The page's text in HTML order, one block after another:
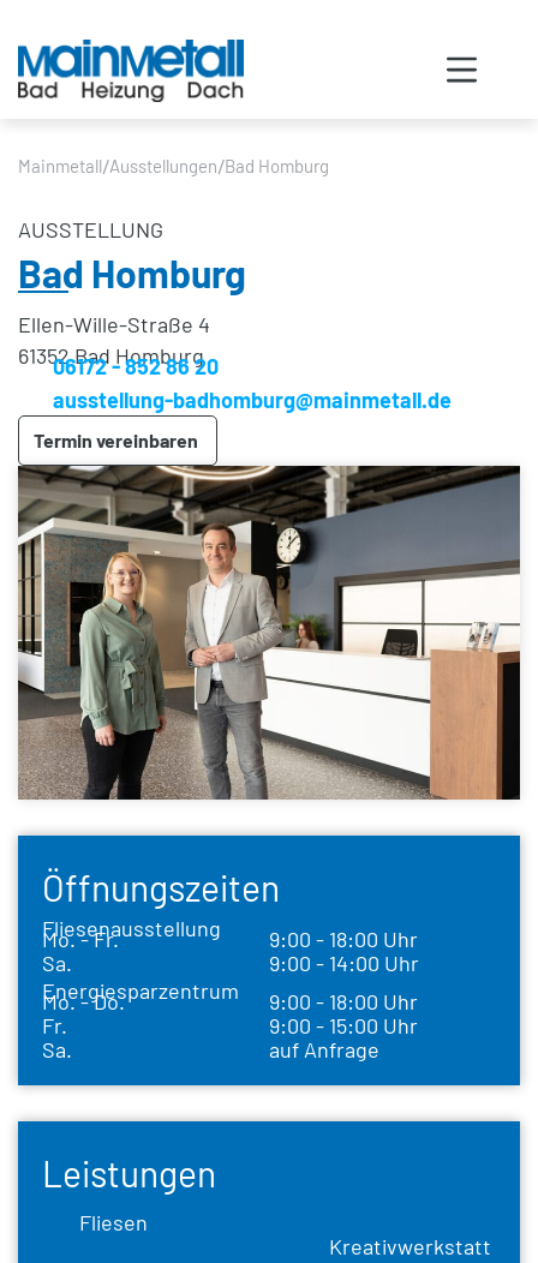
Mainmetall/Ausstellungen/Bad Homburg
AUSSTELLUNG
Bad Homburg
Ellen-Wille-Straße 4
61352 Bad Homburg
06172 - 852 86 20
ausstellung-badhomburg@mainmetall.de
Termin vereinbaren
Öffnungszeiten
Fliesenausstellung
Mo. - Fr.
9:00 - 18:00 Uhr
Sa.
9:00 - 14:00 Uhr
Energiesparzentrum
Mo. - Do.
9:00 - 18:00 Uhr
Fr.
9:00 - 15:00 Uhr
Sa.
auf Anfrage
Leistungen
Fliesen
Kreativwerkstatt